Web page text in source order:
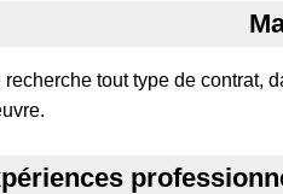
recherche tout type de contrat,